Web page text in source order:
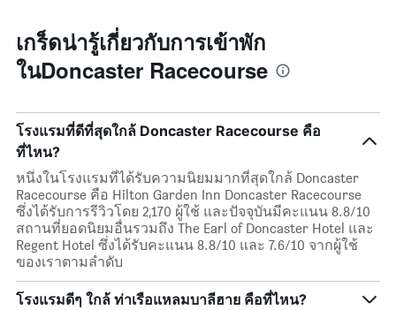
เกร็ดน่ารู้เกี่ยวกับการเข้าพัก
ในDoncaster Racecourse
โรงแรมที่ดีที่สุดใกล้ Doncaster Racecourse คือ
ที่ไหน?
หนึ่งในโรงแรมที่ได้รับความนิยมมากที่สุดใกล้ Doncaster
Racecourse คือ Hilton Garden Inn Doncaster Racecourse
ซึ่งได้รับการรีวิวโดย 2,170 ผู้ใช้ และปัจจุบันมีคะแนน 8.8/10
สถานที่ยอดนิยมอื่นรวมถึง The Earl of Doncaster Hotel และ
Regent Hotel ซึ่งได้รับคะแนน 8.8/10 และ 7.6/10 จากผู้ใช้
ของเราตามลำดับ
โรงแรมดีๆ ใกล้ ท่าเรือแหลมบาลีฮาย คือที่ไหน?